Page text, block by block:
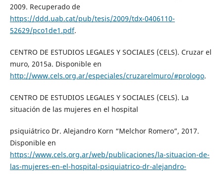
2009. Recuperado de
https://ddd.uab.cat/pub/tesis/2009/tdx-0406110-
52629/pco1de1.pdf.
CENTRO DE ESTUDIOS LEGALES Y SOCIALES (CELS). Cruzar el
muro, 2015a. Disponible en
http://www.cels.org.ar/especiales/cruzarelmuro/#prologo.
CENTRO DE ESTUDIOS LEGALES Y SOCIALES (CELS). La
situación de las mujeres en el hospital
psiquiátrico Dr. Alejandro Korn “Melchor Romero”, 2017.
Disponible en
https://www.cels.org.ar/web/publicaciones/la-situacion-de-
las-mujeres-en-el-hospital-psiquiatrico-dr-alejandro-